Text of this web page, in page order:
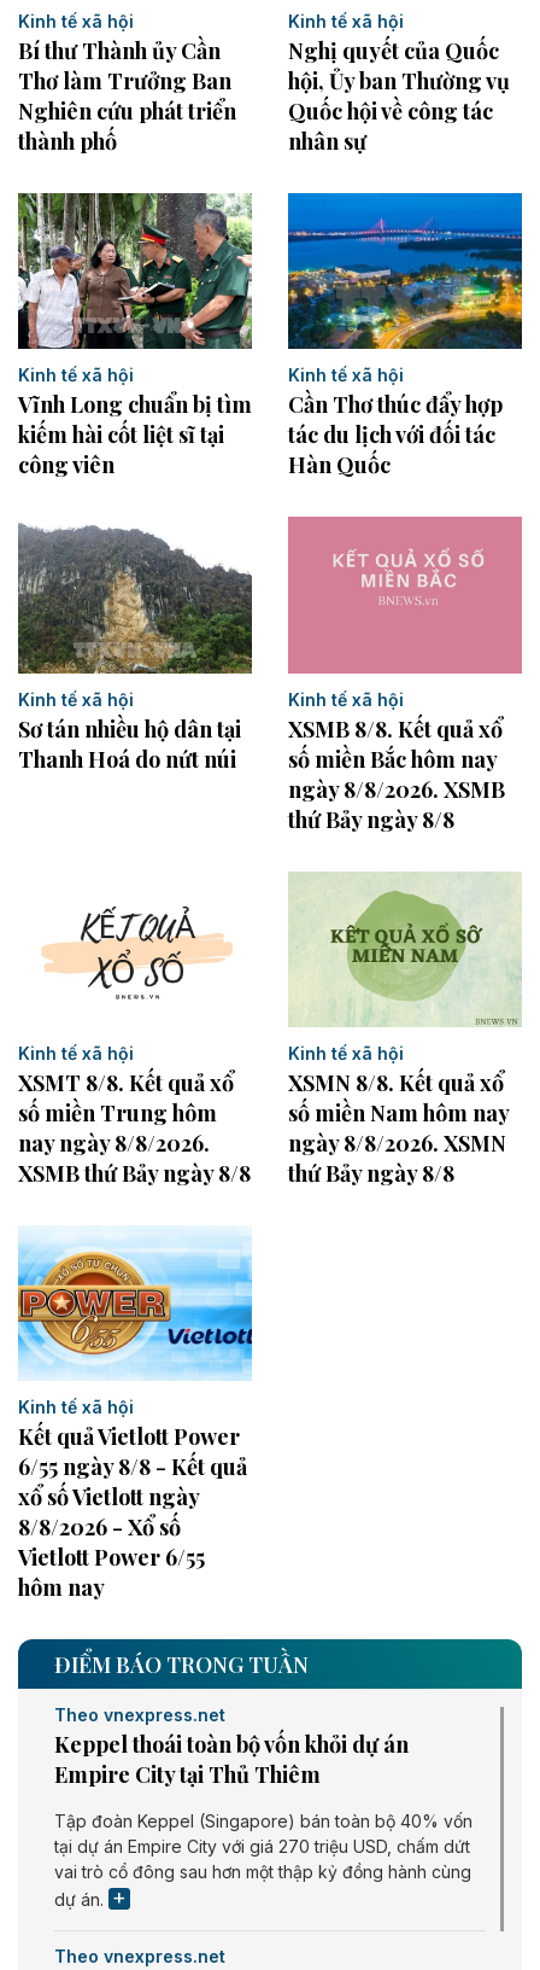
Kinh tế xã hội
Bí thư Thành ủy Cần
Thơ làm Trưởng Ban
Nghiên cứu phát triển
thành phố
Kinh tế xã hội
Nghị quyết của Quốc
hội, Ủy ban Thường vụ
Quốc hội về công tác
nhân sự
Kinh tế xã hội
Vĩnh Long chuẩn bị tìm
kiếm hài cốt liệt sĩ tại
công viên
Kinh tế xã hội
Cần Thơ thúc đẩy hợp
tác du lịch với đối tác
Hàn Quốc
Kinh tế xã hội
Sơ tán nhiều hộ dân tại
Thanh Hoá do nứt núi
Kinh tế xã hội
XSMB 8/8. Kết quả xổ
số miền Bắc hôm nay
ngày 8/8/2026. XSMB
thứ Bảy ngày 8/8
Kinh tế xã hội
XSMT 8/8. Kết quả xổ
số miền Trung hôm
nay ngày 8/8/2026.
XSMB thứ Bảy ngày 8/8
Kinh tế xã hội
XSMN 8/8. Kết quả xổ
số miền Nam hôm nay
ngày 8/8/2026. XSMN
thứ Bảy ngày 8/8
Kinh tế xã hội
Kết quả Vietlott Power
6/55 ngày 8/8 - Kết quả
xổ số Vietlott ngày
8/8/2026 - Xổ số
Vietlott Power 6/55
hôm nay
ĐIỂM BÁO TRONG TUẦN
Theo vnexpress.net
Keppel thoái toàn bộ vốn khỏi dự án
Empire City tại Thủ Thiêm
Tập đoàn Keppel (Singapore) bán toàn bộ 40% vốn
tại dự án Empire City với giá 270 triệu USD, chấm dứt
vai trò cổ đông sau hơn một thập kỷ đồng hành cùng
dự án.
Theo vnexpress.net